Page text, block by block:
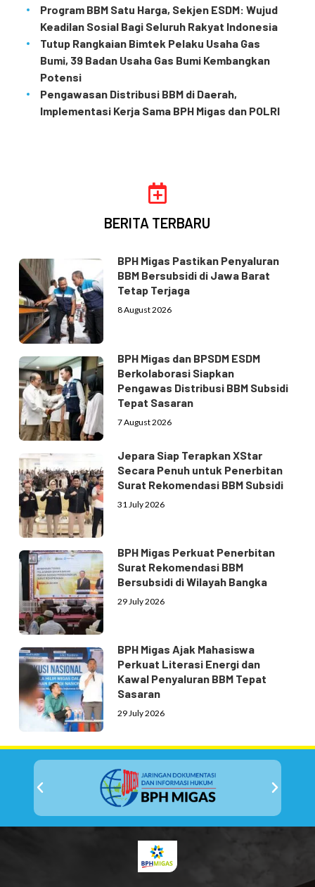
Program BBM Satu Harga, Sekjen ESDM: Wujud
Keadilan Sosial Bagi Seluruh Rakyat Indonesia
Tutup Rangkaian Bimtek Pelaku Usaha Gas
Bumi, 39 Badan Usaha Gas Bumi Kembangkan
Potensi
Pengawasan Distribusi BBM di Daerah,
Implementasi Kerja Sama BPH Migas dan POLRI
BERITA TERBARU
BPH Migas Pastikan Penyaluran
BBM Bersubsidi di Jawa Barat
Tetap Terjaga
8 August 2026
BPH Migas dan BPSDM ESDM
Berkolaborasi Siapkan
Pengawas Distribusi BBM Subsidi
Tepat Sasaran
7 August 2026
Jepara Siap Terapkan XStar
Secara Penuh untuk Penerbitan
Surat Rekomendasi BBM Subsidi
31 July 2026
BPH Migas Perkuat Penerbitan
Surat Rekomendasi BBM
Bersubsidi di Wilayah Bangka
29 July 2026
BPH Migas Ajak Mahasiswa
Perkuat Literasi Energi dan
Kawal Penyaluran BBM Tepat
Sasaran
29 July 2026